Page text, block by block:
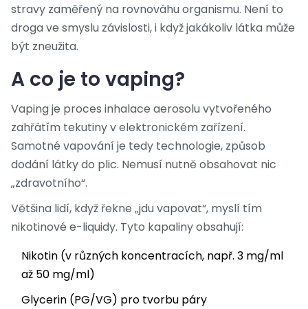
stravy zaměřený na rovnováhu organismu. Není to
droga ve smyslu závislosti, i když jakákoliv látka může
být zneužita.
A co je to vaping?
Vapingje proces inhalace aerosolu vytvořeného
zahřátím tekutiny v elektronickém zařízení.
Samotné vapování je tedy technologie, způsob
dodání látky do plic. Nemusí nutně obsahovat nic
„zdravotního“.
Většina lidí, když řekne „jdu vapovat“, myslí tím
nikotinové e-liquidy. Tyto kapaliny obsahují:
Nikotin (v různých koncentracích, např. 3 mg/ml
až 50 mg/ml)
Glycerin (PG/VG) pro tvorbu páry